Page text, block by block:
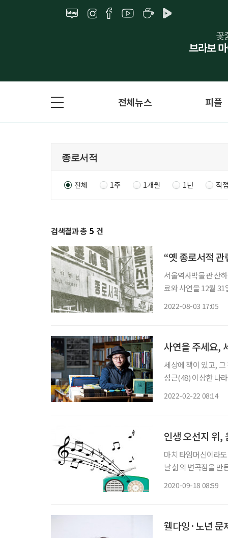
전체뉴스 피플
전체 1주 1개월 1년 직
검색결과 총 5 건
“옛 종로서적 관
서울역사박물관 산
료와 사연을 12월 31
2022-08-03 17:05
사연을 주세요,
세상에 책이 있고,
성근(48) 이상한 나
2022-02-22 08:14
인생 오선지 위,
마치 타임머신이라
날 삶의 변곡점을 만
2020-09-18 08:59